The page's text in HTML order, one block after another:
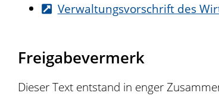
Verwaltungsvorschrift des
Freigabevermerk
Dieser Text entstand in enger